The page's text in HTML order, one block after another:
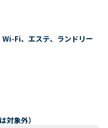
Fi、エステ、ランドリー
対象外）